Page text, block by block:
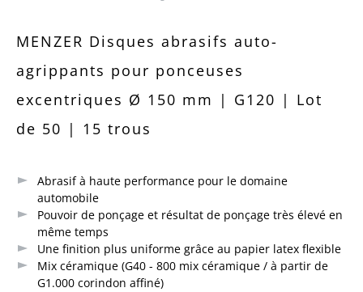
MENZER Disques abrasifs auto-
agrippants pour ponceuses
excentriques Ø 150 mm | G120 | Lot
de 50 | 15 trous
Abrasif à haute performance pour le domaine
automobile
Pouvoir de ponçage et résultat de ponçage très élevé en
même temps
Une finition plus uniforme grâce au papier latex flexible
Mix céramique (G40 - 800 mix céramique / à partir de
G1.000 corindon affiné)